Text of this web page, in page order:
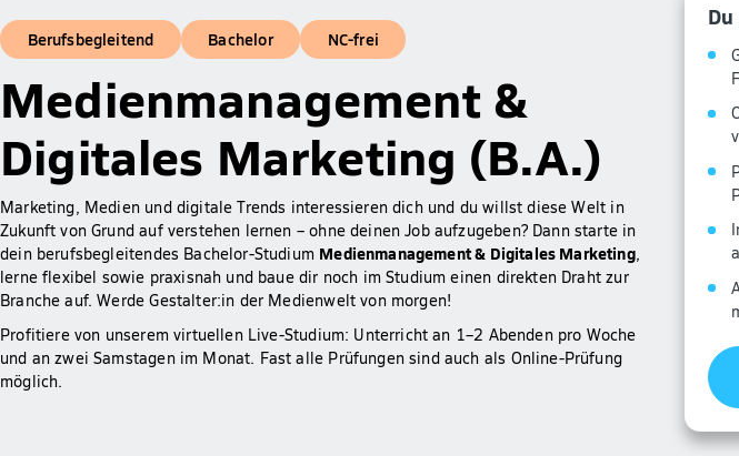
Berufsbegleitend Bachelor NC-frei
Medienmanagement &
Digitales Marketing (B.A.)
Marketing, Medien und digitale Trends interessieren dich und du willst diese Welt in
Zukunft von Grund auf verstehen lernen – ohne deinen Job aufzugeben? Dann starte in
dein berufsbegleitendes Bachelor-Studium Medienmanagement & Digitales Marketing,
lerne flexibel sowie praxisnah und baue dir noch im Studium einen direkten Draht zur
Branche auf. Werde Gestalter:in der Medienwelt von morgen!
Profitiere von unserem virtuellen Live-Studium: Unterricht an 1–2 Abenden pro Woche
und an zwei Samstagen im Monat. Fast alle Prüfungen sind auch als Online-Prüfung
möglich.